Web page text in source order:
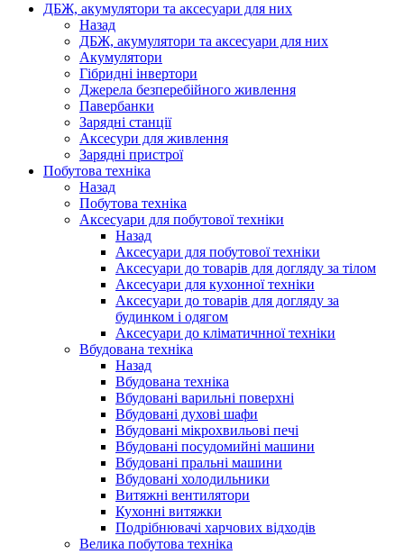
ДБЖ, акумулятори та аксесуари для них
Назад
ДБЖ, акумулятори та аксесуари для них
Акумулятори
Гібридні інвертори
Джерела безперебійного живлення
Павербанки
Зарядні станції
Аксесури для живлення
Зарядні пристрої
Побутова техніка
Назад
Побутова техніка
Аксесуари для побутової техніки
Назад
Аксесуари для побутової техніки
Аксесуари до товарів для догляду за тілом
Аксесуари для кухонної техніки
Аксесуари до товарів для догляду за
будинком і одягом
Аксесуари до кліматичнної техніки
Вбудована техніка
Назад
Вбудована техніка
Вбудовані варильні поверхні
Вбудовані духові шафи
Вбудовані мікрохвильові печі
Вбудовані посудомийні машини
Вбудовані пральні машини
Вбудовані холодильники
Витяжні вентилятори
Кухонні витяжки
Подрібнювачі харчових відходів
Велика побутова техніка